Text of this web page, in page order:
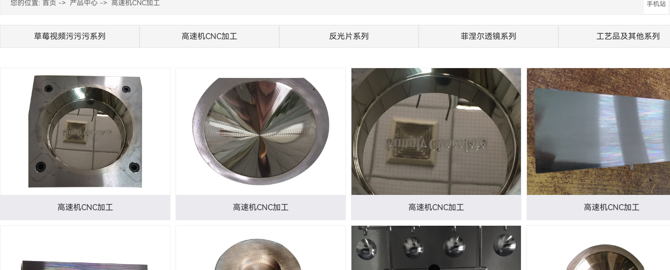
您的位置: 首页 -> 产品中心 -> 高速机CNC加工
草莓视频污污污系列 高速机CNC加工 反光片系列 菲涅尔透镜系列 工艺品及其他系列
高速机CNC加工 高速机CNC加工 高速机CNC加工 高速机CNC加工
手机站